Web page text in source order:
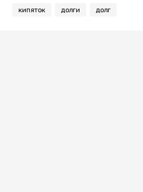
кипяток долги долг